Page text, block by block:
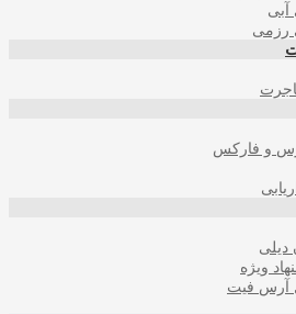
آبی
رزمی
و فارکس
دیلی
ویژه
آرس فیت